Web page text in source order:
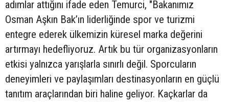
adımlar attığını ifade eden Temurci, "Bakanımız
Osman Aşkın Bak’ın liderliğinde spor ve turizmi
entegre ederek ülkemizin küresel marka değerini
artırmayı hedefliyoruz. Artık bu tür organizasyonların
etkisi yalnızca yarışlarla sınırlı değil. Sporcuların
deneyimleri ve paylaşımları destinasyonların en güçlü
tanıtım araçlarından biri haline geliyor. Kaçkarlar da